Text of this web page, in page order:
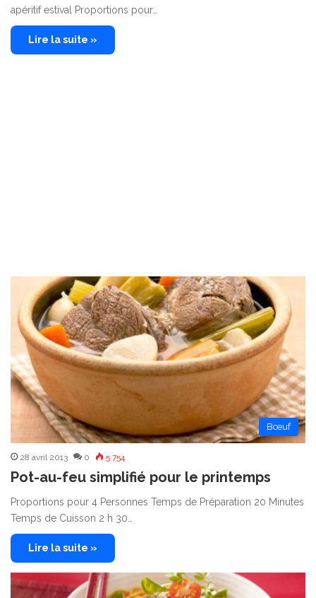
apéritif estival Proportions pour…
Lire la suite »
Bœuf
28 avril 2013 0 5 754
Pot-au-feu simplifié pour le printemps
Proportions pour 4 Personnes Temps de Préparation 20 Minutes
Temps de Cuisson 2 h 30…
Lire la suite »